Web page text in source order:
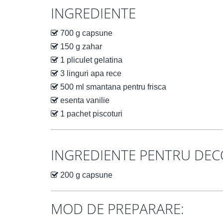
INGREDIENTE
700 g capsune
150 g zahar
1 pliculet gelatina
3 linguri apa rece
500 ml smantana pentru frisca
esenta vanilie
1 pachet piscoturi
INGREDIENTE PENTRU
200 g capsune
MOD DE PREPARARE: